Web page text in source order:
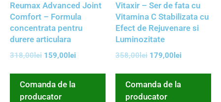
Reumax Advanced Joint
Comfort – Formula
concentrata pentru
durere articulara
318,00lei 159,00 lei
Comanda de la
producator
Vitaxir – Ser de fata cu
Vitamina C Stabilizata cu
Efect de Rejuvenare si
Luminozitate
358,00lei 179,00 lei
Comanda de la
producator